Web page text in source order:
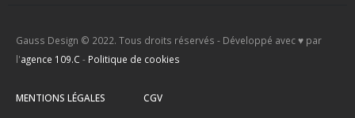
Gauss Design © 2022. Tous droits réservés - Développé avec ♥ par
l'agence 109.C- Politique de cookies
MENTIONS LÉGALES CGV